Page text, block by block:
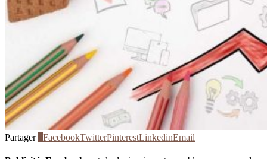
Partager FacebookTwitterPinterestLinkedinEmail